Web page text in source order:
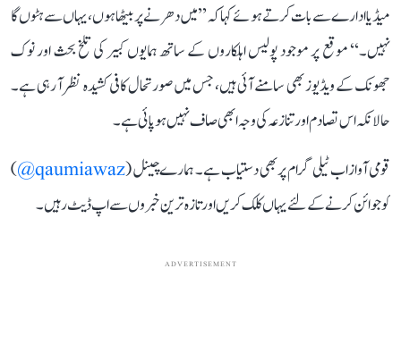
میڈیا ادارے سے بات کرتے ہوئے کہا کہ ’’میں دھرنے پر بیٹھا ہوں، یہاں سے ہٹوں گا
نہیں۔‘‘ موقع پر موجود پولیس اہلکاروں کے ساتھ ہمایوں کبیر کی تلخ بحث اور نوک
جھونک کے ویڈیوز بھی سامنے آئی ہیں، جس میں صورتحال کافی کشیدہ نظر آ رہی ہے۔
حالانکہ اس تصادم اور تنازعہ کی وجہ ابھی صاف نہیں ہو پائی ہے۔
قومی آواز اب ٹیلی گرام پر بھی دستیاب ہے۔ ہمارے چینل (qaumiawaz@
)
کو جوائن کرنے کے لئے یہاں کلک کریں اور تازہ ترین خبروں سے اپ ڈیٹ رہیں۔
ADVERTISEMENT